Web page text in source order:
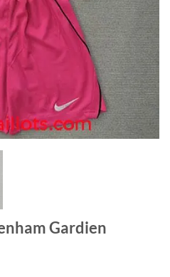
Gardien